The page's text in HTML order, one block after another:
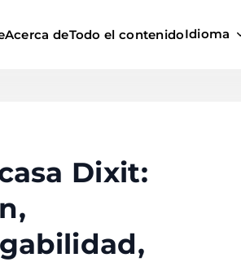
Acerca deTodo el contenidoIdioma
Dixit: